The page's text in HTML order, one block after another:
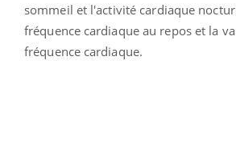
sommeil et l'activité cardiaque
fréquence cardiaque au repos et la
fréquence cardiaque.